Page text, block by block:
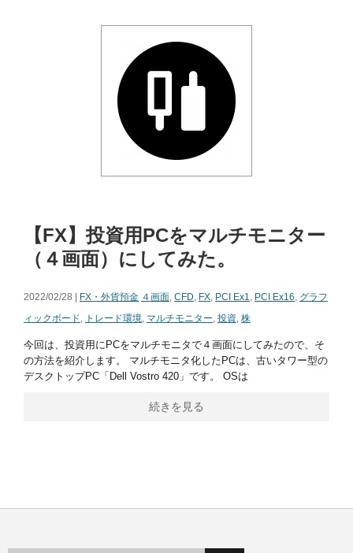
【FX】投資用PCをマルチモニター
（４画面）にしてみた。
2022/02/28 | FX・外貨預金 ４画面, CFD, FX, PCI Ex1, PCI Ex16, グラフ
ィックボード, トレード環境, マルチモニター, 投資, 株
今回は、投資用にPCをマルチモニタで４画面にしてみたので、そ
の方法を紹介します。 マルチモニタ化したPCは、古いタワー型の
デスクトップPC「Dell Vostro 420」です。 OSは
続きを見る